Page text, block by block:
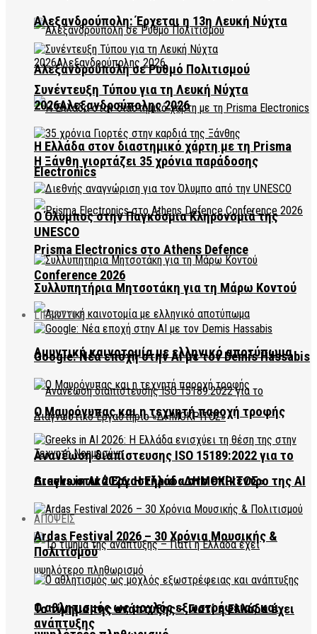
Αλεξανδρούπολη σε Ρυθμό Πολιτισμού
Η Ελλάδα στον διαστημικό χάρτη με τη Prisma
Electronics
Prisma Electronics στο Athens Defence
Conference 2026
Αμυντική καινοτομία με ελληνικό αποτύπωμα
Ανανέωση διαπίστευσης ISO 15189:2022 για το
Διαγνωστικό Εργαστήριο «ΔΗΜΟΚΡΙΤΟΣ»
ΑΠΟΨΕΙΣ
Το τίμημα της ανάπτυξης – Γιατί η Ελλάδα έχει
Αλεξανδρούπολη: Έρχεται η 13η Λευκή Νύχτα
Συνέντευξη Τύπου για τη Λευκή Νύχτα
2026Αλεξανδρούπολης 2026
Η Ξάνθη γιορτάζει 35 χρόνια παράδοσης
Ο Όλυμπος στην Παγκόσμια Κληρονομιά της
UNESCO
Συλλυπητήρια Μητσοτάκη για τη Μάρω Κοντού
LIFESTYLE
Google: Νέα εποχή στην AI με τον Demis Hassabis
Ο Μαυρόγυπας και η τεχνητή παροχή τροφής
Greeks in AI 2026: Η Ελλάδα στο επίκεντρο της AI
Ardas Festival 2026 – 30 Χρόνια Μουσικής &
Πολιτισμού
Ο αθλητισμός ως μοχλός εξωστρέφειας και
ανάπτυξης